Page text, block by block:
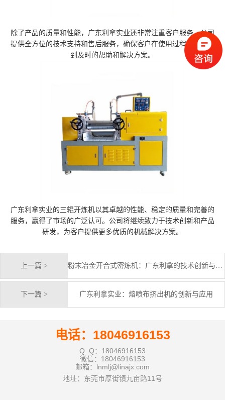
除了产品的质量和性能，广东利拿实业还非常注重客户服务。公司
提供全方位的技术支持和售后服务，确保客户在使用过程中能够得
到及时的帮助和解决方案。
广东利拿实业的三辊开炼机以其卓越的性能、稳定的质量和完善的
服务，赢得了市场的广泛认可。公司将继续致力于技术创新和产品
研发，为客户提供更多优质的机械解决方案。
上一篇 >
下一篇 > 广东利拿实业：熔喷布挤出机的创新与应用
电话：18046916153
Q Q：18046916153
微信：18046916153
邮箱：lnmlj@linajx.com
地址：东莞市厚街镇九亩路11号